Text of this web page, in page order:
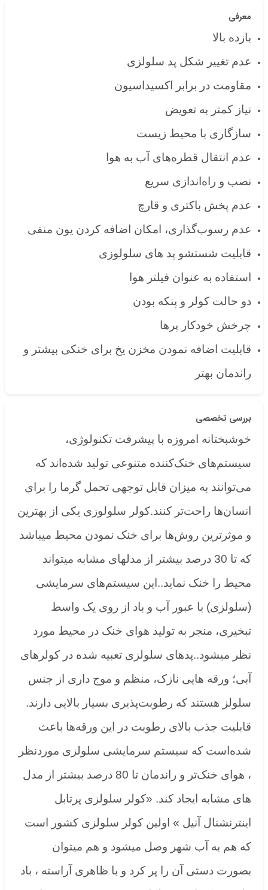
معرفی
بازده بالا
عدم تغییر شکل پد سلولزی
مقاومت در برابر اکسیداسیون
نیاز کمتر به تعویض
سازگاری با محیط زیست
عدم انتقال قطره‌های آب به هوا
نصب و راه‌اندازی سریع
عدم پخش باکتری و قارچ
عدم رسوب‌گذاری، امکان اضافه کردن یون منفی
قابلیت شستشو پد های سلولوزی
استفاده به عنوان فیلتر هوا
دو حالت کولر و پنکه بودن
چرخش خودکار پرها
قابلیت اضافه نمودن مخزن یخ برای خنکی بیشتر و
راندمان بهتر
بررسی تخصصی
خوشبختانه امروزه با پیشرفت تکنولوژی،
سیستم‌های خنک‌کننده متنوعی تولید شده‌اند که
می‌توانند به میزان قابل توجهی تحمل گرما را برای
انسان‌ها راحت‌تر کنند.کولر سلولوزی یکی از بهترین
و موثرترین روش‌ها برای خنک نمودن محیط میباشد
که تا 30 درصد بیشتر از مدلهای مشابه میتواند
محیط را خنک نماید..این سیستم‌های سرمایشی
(سلولزی) با عبور آب و باد از روی یک واسط
تبخیری، منجر به تولید هوای خنک در محیط مورد
نظر میشود..پدهای سلولزی تعبیه شده در کولرهای
آبی؛ ورقه هایی نازک، منظم و موج داری از جنس
سلولز هستند که رطوبت‌پذیری بسیار بالایی دارند.
قابلیت جذب بالای رطوبت در این ورقه‌ها باعث
شده‌است که سیستم سرمایشی سلولزی موردنظر
، هوای خنک‌تر و راندمان تا 80 درصد بیشتر از مدل
های مشابه ایجاد کند. «کولر سلولزی پرتابل
اینترنشنال آنیل » اولین کولر سلولزی کشور است
که هم به آب شهر وصل میشود و هم میتوان
بصورت دستی آن را پر کرد و با ظاهری آراسته ، باد